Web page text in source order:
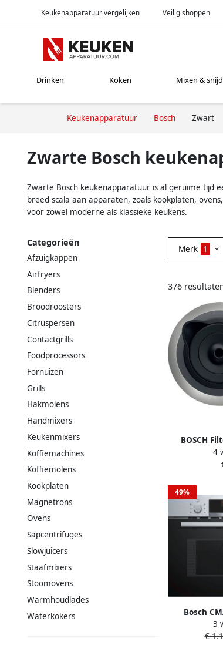
Keukenapparatuur vergelijken Veilig shoppen
Drinken Koken Mixen &
Keukenapparatuur Bosch Zwart
Zwarte Bosch
Zwarte Bosch keukenapparatuur is al geruime tijd
breed scala aan apparaten, zoals kookplaten,
voor zowel moderne als klassieke keukens.
Categorieën
Afzuigkappen
Airfryers
Blenders
Broodroosters
Citruspersen
Contactgrills
Foodprocessors
Fornuizen
Grills
Hakmolens
Handmixers
Keukenmixers
Koffiemachines
Koffiemolens
Kookplaten
Magnetrons
Ovens
Sapcentrifuges
Slowjuicers
Staafmixers
Stoomovens
Warmhoudlades
Waterkokers
Merk 1
376
BOSCH
MyMoment
12
4
49%
Bosch
Inbouw
45 cm
3
€